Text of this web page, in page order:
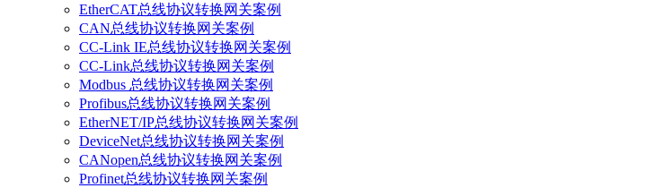
EtherCAT总线协议转换网关案例
CAN总线协议转换网关案例
CC-Link IE总线协议转换网关案例
CC-Link总线协议转换网关案例
Modbus 总线协议转换网关案例
Profibus总线协议转换网关案例
EtherNET/IP总线协议转换网关案例
DeviceNet总线协议转换网关案例
CANopen总线协议转换网关案例
Profinet总线协议转换网关案例